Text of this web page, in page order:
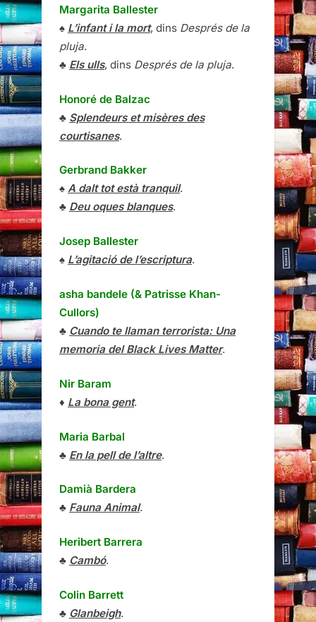
Margarita Ballester
♠ L’infant i la mort, dins Després de la
pluja.
♣ Els ulls, dins Després de la pluja.
Honoré de Balzac
♣ Splendeurs et misères des
courtisanes.
Gerbrand Bakker
♠ A dalt tot està tranquil.
♣ Deu oques blanques.
Josep Ballester
♠ L’agitació de l’escriptura.
asha bandele (& Patrisse Khan-
Cullors)
♣ Cuando te llaman terrorista: Una
memoria del Black Lives Matter.
Nir Baram
♦ La bona gent.
Maria Barbal
♣ En la pell de l’altre.
Damià Bardera
♣ Fauna Animal.
Heribert Barrera
♣ Cambó.
Colin Barrett
♣ Glanbeigh.